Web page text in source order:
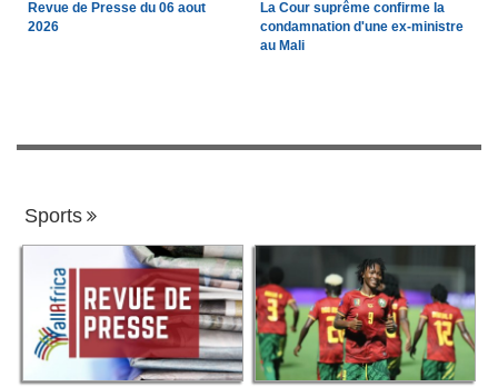
Revue de Presse du 06 aout
2026
La Cour suprême confirme la
condamnation d'une ex-ministre
au Mali
Sports